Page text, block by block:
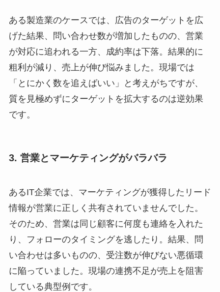
ある製造業のケースでは、広告のターゲットを広
げた結果、問い合わせ数が増加したものの、営業
が対応に追われる一方、成約率は下落。結果的に
粗利が減り、売上が伸び悩みました。現場では
「とにかく数を追えばいい」と考えがちですが、
質を見極めずにターゲットを拡大するのは逆効果
です。
3. 営業とマーケティングがバラバラ
あるIT企業では、マーケティングが獲得したリード
情報が営業に正しく共有されていませんでした。
そのため、営業は同じ顧客に何度も連絡を入れた
り、フォローのタイミングを逃したり。結果、問
い合わせは多いものの、受注数が伸びない悪循環
に陥っていました。現場の連携不足が売上を阻害
している典型例です。